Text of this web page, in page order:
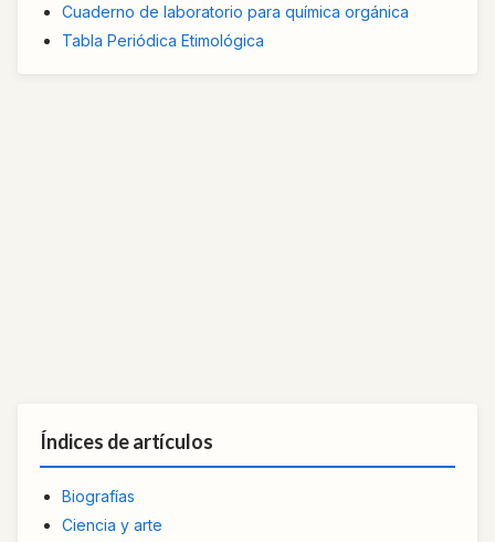
Cuaderno de laboratorio para química orgánica
Tabla Periódica Etimológica
Índices de artículos
Biografías
Ciencia y arte